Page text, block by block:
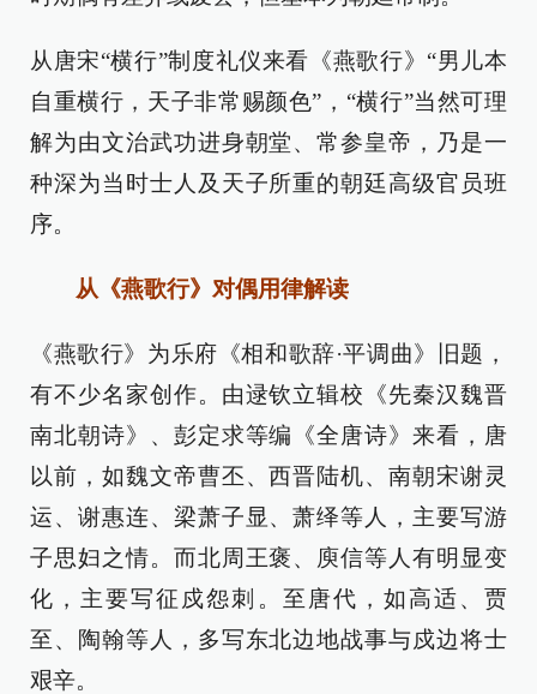
从唐宋“横行”制度礼仪来看《燕歌行》“男儿本
自重横行，天子非常赐颜色”，“横行”当然可理
解为由文治武功进身朝堂、常参皇帝，乃是一
种深为当时士人及天子所重的朝廷高级官员班
序。
从《燕歌行》对偶用律解读
《燕歌行》为乐府《相和歌辞·平调曲》旧题，
有不少名家创作。由逯钦立辑校《先秦汉魏晋
南北朝诗》、彭定求等编《全唐诗》来看，唐
以前，如魏文帝曹丕、西晋陆机、南朝宋谢灵
运、谢惠连、梁萧子显、萧绎等人，主要写游
子思妇之情。而北周王褒、庾信等人有明显变
化，主要写征戍怨刺。至唐代，如高适、贾
至、陶翰等人，多写东北边地战事与戍边将士
艰辛。